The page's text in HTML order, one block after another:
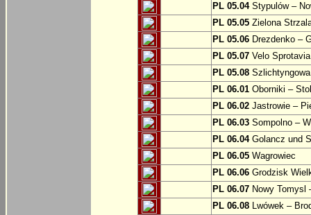
PL 05.04Stypulów –
PL 05.05 Zielona
PL 05.06 Drezdenko –
PL 05.07 Velo
PL 05.08 Szlichtyngowa
PL 06.01 Oborniki –
PL 06.02 Jastrowie –
PL 06.03 Sompolno –
PL 06.04Golancz und
PL 06.05 Wagrowiec
PL 06.06 Grodzisk
PL 06.07 Nowy Tomysl
PL 06.08 Lwówek –